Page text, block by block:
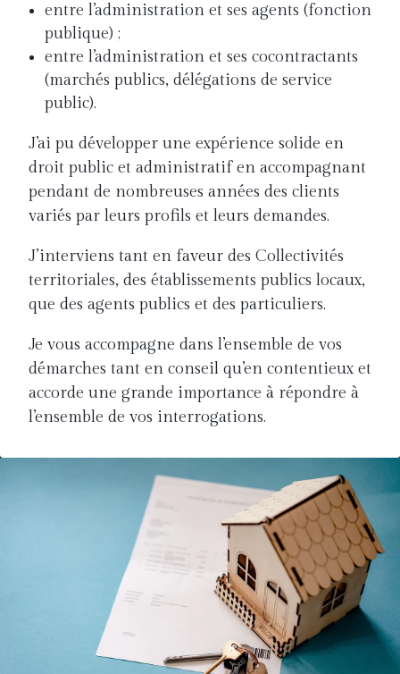
entre l’administration et ses agents (fonction
publique) ;
entre l’administration et ses cocontractants
(marchés publics, délégations de service
public).
J’ai pu développer une expérience solide en
droit public et administratif en accompagnant
pendant de nombreuses années des clients
variés par leurs profils et leurs demandes.
J’interviens tant en faveur des Collectivités
territoriales, des établissements publics locaux,
que des agents publics et des particuliers.
Je vous accompagne dans l’ensemble de vos
démarches tant en conseil qu’en contentieux et
accorde une grande importance à répondre à
l’ensemble de vos interrogations.